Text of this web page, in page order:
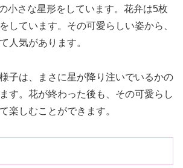
小さな星形をしています。花弁は5枚
しています。その可愛らしい姿から、
人気があります。
子は、まさに星が降り注いでいるかの
す。花が終わった後も、その可愛らし
楽しむことができます。